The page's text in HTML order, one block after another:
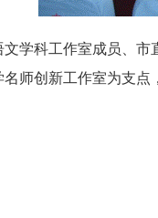
学科工作室成员、
师创新工作室为支